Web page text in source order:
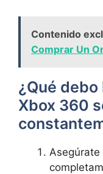
Contenido
Comprar Un
¿Qué
Xbox 360
Asegúrate